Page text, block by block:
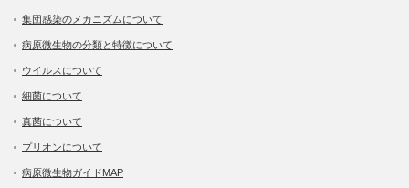
集団感染のメカニズムについて
病原微生物の分類と特徴について
ウイルスについて
細菌について
真菌について
プリオンについて
病原微生物ガイドMAP